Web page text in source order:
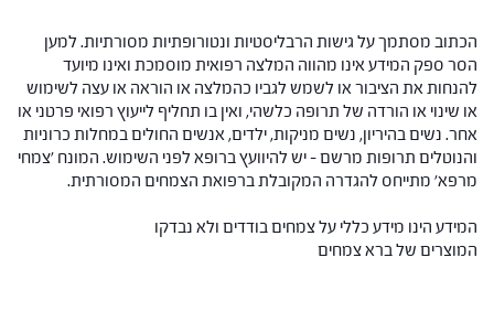
הכתוב מסתמך על גישות הרבליסטיות ונטורופתיות מסורתיות. למען
הסר ספק המידע אינו מהווה המלצה רפואית מוסמכת ואינו מיועד
להנחות את הציבור או לשמש לגביו כהמלצה או הוראה או עצה לשימוש
או שינוי או הורדה של תרופה כלשהי, ואין בו תחליף לייעוץ רפואי פרטני או
אחר. נשים בהיריון, נשים מניקות, ילדים, אנשים החולים במחלות כרוניות
והנוטלים תרופות מרשם – יש להיוועץ ברופא לפני השימוש. המונח 'צמחי
מרפא' מתייחס להגדרה המקובלת ברפואת הצמחים המסורתית.
המידע הינו מידע כללי על צמחים בודדים ולא נבדקו
המוצרים של ברא צמחים